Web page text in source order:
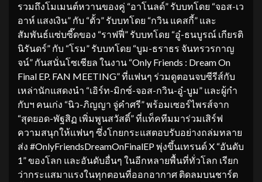
รวมถึงโมเมนต์หวานของคู่ “อาโนลด์” รับบทโดย “จอส-เว
อาห์ แสงเงิน” กับ “ตั้ว” รับบทโดย “กวิน แคสกี้” และ
สัมพันธ์แซ่บซี๊ดของ “ราฟฟี่” รับบทโดย “อู๋-ธนบูรณ์ เกียรติ
นิรันดร์” กับ “โรม” รับบทโดย “บูม-ธราธร จันทรวรกาญ
จน์” กันสนั่นโซเชียล ในงาน “Only Friends : Dream On
Final EP. FAN MEETING” ที่แฟนๆ ร่วมดูตอนจบซีรีส์กับ
เหล่านักแสดงนำ “เอิร์ท-มิกซ์-จอส-กวิน-อู๋-บูม” และผู้กำ
กับฯ คนเก่ง “นิว-ภิญญา จู่คำศรี” พร้อมเซอร์ไพรส์จาก
“สุดยอด-พัฐสิฏ เพิ่มพูนสวัสดิ์” ที่แท็คทีมมาร่วมเสิร์ฟ
ความสนุกให้แฟนๆ ซึ่งโกยกระแสตอบรับอย่างถล่มทลาย
ส่ง #OnlyFriendsDreamOnFinalEP พุ่งขึ้นเทรนด์ X “อันดับ
1” ของโลก และอันดับอื่นๆ ในอีกหลายพื้นที่ทั่วโลก เรียก
ว่ากระแสมาแรงในทุกตอนที่ออกอากาศ ติดลมบนชาร์ต